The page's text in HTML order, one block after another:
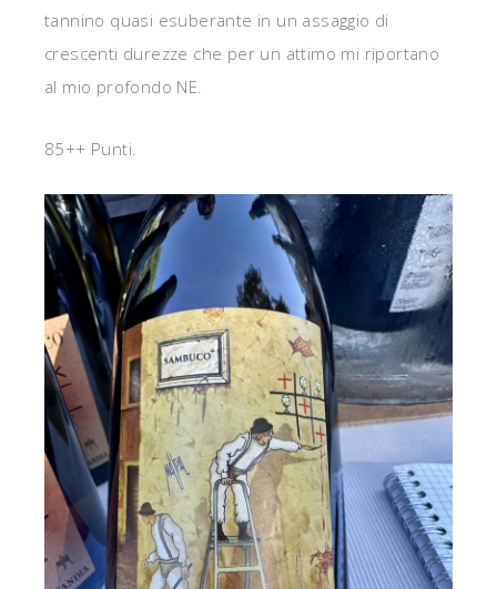
tannino quasi esuberante in un assaggio di
crescenti durezze che per un attimo mi riportano
al mio profondo NE.
85++ Punti.